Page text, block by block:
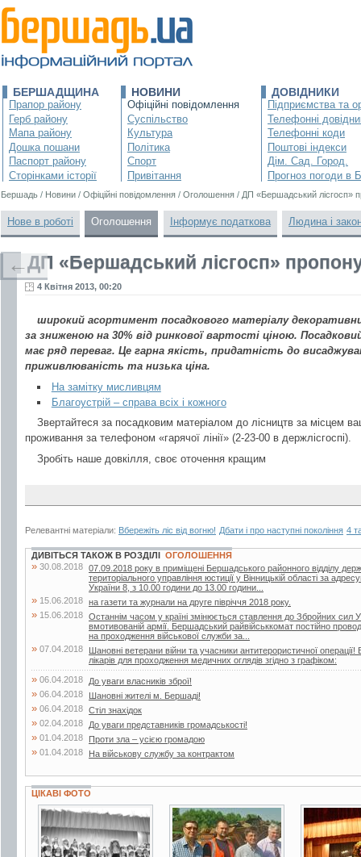
БЕРШАДЩИНА
Прапор району
Герб району
Мапа району
Дошка пошани
Паспорт району
Сторінками історії
НОВИНИ
Офіційні повідомлення
Суспільство
Культура
Політика
Спорт
Привітання
ДОВІДНИКИ
Підприємства та
Телефонні
Телефонні коди
Поштові індекси
Дім. Сад. Город.
Прогноз погоди в
Бершадь / Новини / Офіційні повідомлення / Оголошення / ДП «Бершадський лісгосп»
Нове в роботі Оголошення Інформує податкова Людина і
ДП «Бершадський лісгосп»
4 Квітня 2013, 00:20
широкий асортимент посадкового матеріалу
за зниженою на 30% від ринкової вартості ціною.
має ряд переваг. Це гарна якість, придатність до
приживлюваність та низька ціна.
На замітку мисливцям
Благоустрій – справа всіх і кожного
Звертайтеся за посадковим матеріалом до лісництв за місцем
проживання за телефоном «гарячої лінії» (2-23-00 в держлісгоспі).
Зробіть наше довкілля, своє оточення кращим
Релевантні матеріали: Вбережіть ліс від вогню! Дбати і про наступні покоління 4
←
ДИВІТЬСЯ ТАКОЖ В РОЗДІЛІ ОГОЛОШЕННЯ
» 30.08.2018 07.09.2018 року в приміщені Бершадського районного відділу
територіального управління юстиції у Вінницькій області за
України 8, з 10.00 години до 13.00 години...
» 15.06.2018 на газети та журнали на друге півріччя 2018 року.
» 15.06.2018 Останнім часом у країні змінюється ставлення до Збройних сил
вмотивованій армії. Бершадський райвійськкомат постійно
на проходження військової служби за...
» 07.04.2018
Шановні ветерани війни та учасники антитерористичної
лікарів для проходження медичних оглядів згідно з графіком:
» 06.04.2018 До уваги власників зброї!
» 06.04.2018 Шановні жителі м. Бершаді!
» 06.04.2018 Стіл знахідок
» 02.04.2018 До уваги представників громадськості!
» 01.04.2018 Проти зла – усією громадою
» 01.04.2018 На військову службу за контрактом
ЦІКАВІ ФОТО
3 фото 3 фото 5 фото